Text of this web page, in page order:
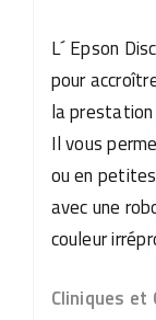
L´ Epson
pour
la
Il vous
ou en
avec une
couleur
Cliniques et